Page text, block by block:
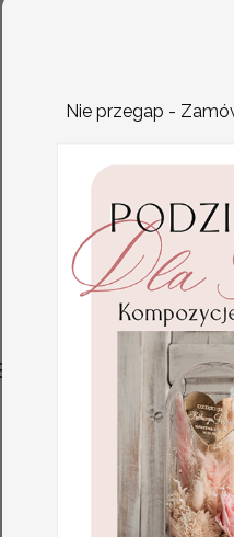
Nie przegap -